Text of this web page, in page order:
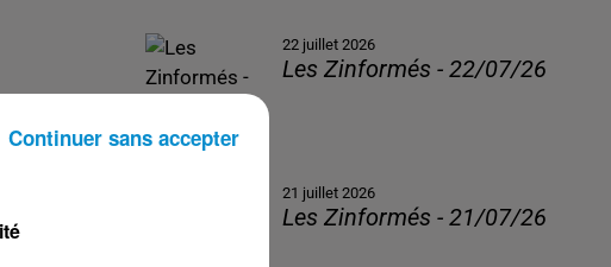
22 juillet 2026
Les Zinformés - 22/07/26
21 juillet 2026
Les Zinformés - 21/07/26
Continuer sans accepter